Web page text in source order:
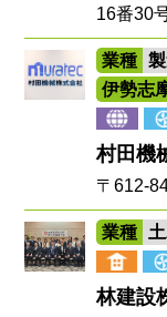
16番30
業種
伊勢志
村田機
〒612-
業種
林建設